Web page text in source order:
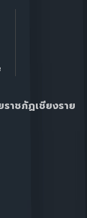
าชภัฏเชียงราย